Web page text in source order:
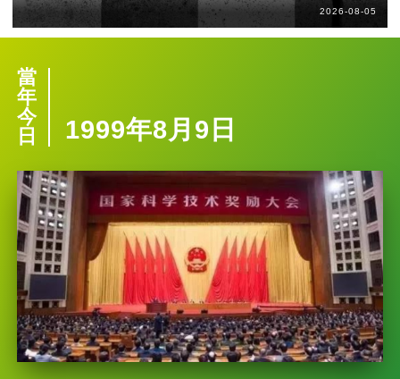
2026-08-05
當
年
今
日
1999年8月9日